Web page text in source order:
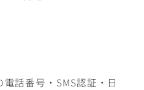
電話番号・SMS認証・日